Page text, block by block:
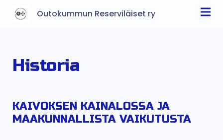
Outokummun Reserviläiset ry
Historia
KAIVOKSEN KAINALOSSA JA
MAAKUNNALLISTA VAIKUTUSTA